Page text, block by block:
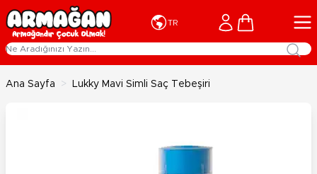
İçeriğe geç
TR Cart
Ana Sayfa > Lukky Mavi Simli Saç Tebeşiri